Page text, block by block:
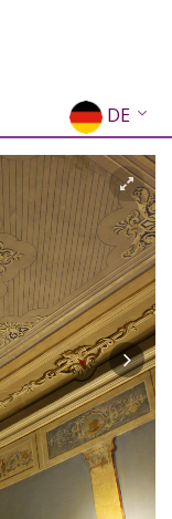
DE
EN
EL
FR
IT
ES
RU
CN